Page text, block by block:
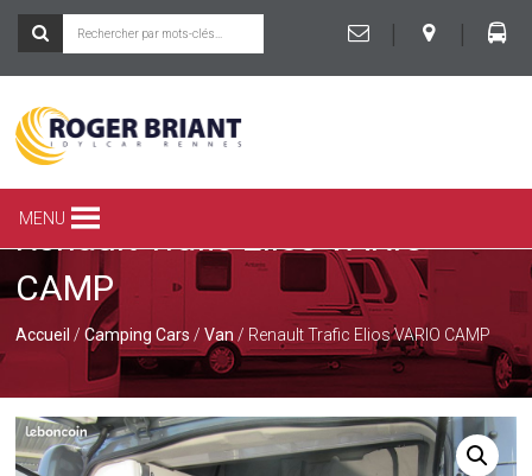
|
|
ROGER
BRIANT
SPÉCIALISTE
CAR
DE
CARAVANE
À
RENNES
MENU
Renault Trafic Elios VARIO
CAMP
Accueil /Camping Cars /Van / Renault Trafic Elios VARIO CAMP